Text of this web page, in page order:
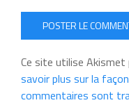
POSTER LE
Ce site utilise Akismet
savoir plus sur la
commentaires sont